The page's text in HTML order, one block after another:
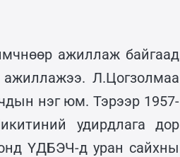
ажиллаж байгаад
ажиллажээ. Л.Цогзолмаа
нэг юм. Тэрээр 1957-
удирдлага дор
онд ҮДБЭЧ-д уран сайхны